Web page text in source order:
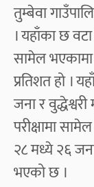
तुम्बेवा
। यहाँका छ
सामेल
प्रतिशत हो ।
जना र
परीक्षामा
२८ मध्ये २६
भएको छ ।